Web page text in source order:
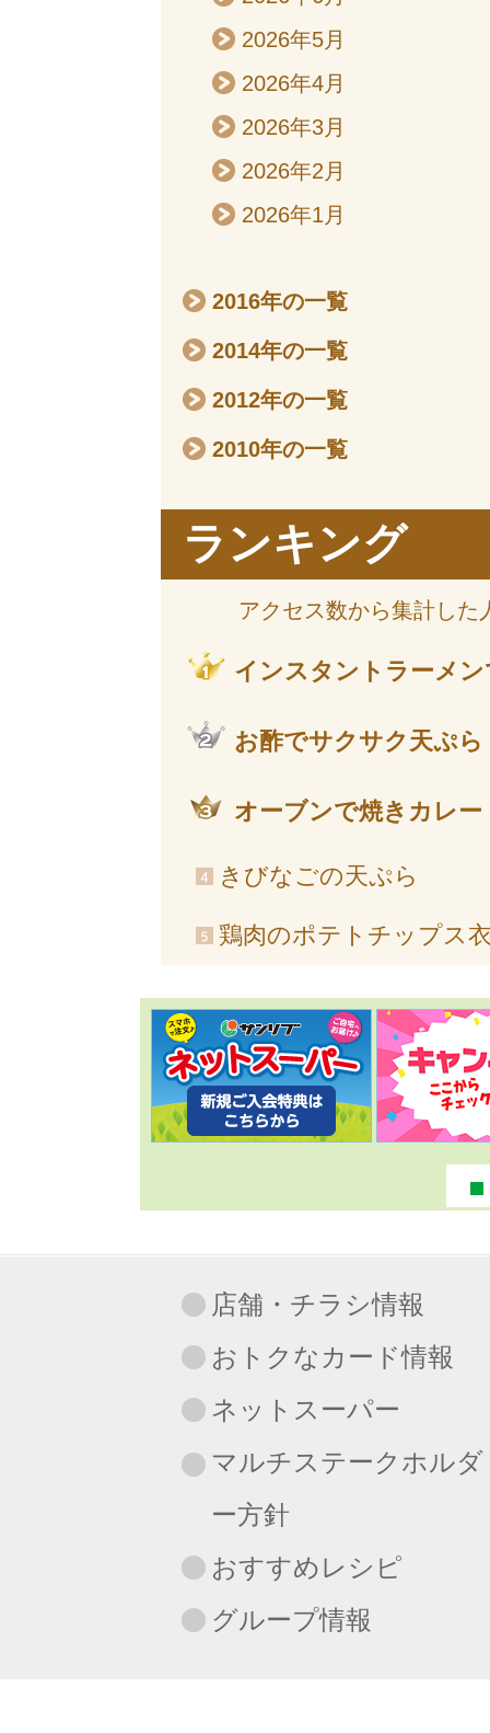
2026年5月
2026年4月
2026年3月
2026年2月
2026年1月
2016年の一覧
2014年の一覧
2012年の一覧
2010年の一覧
ランキング
アクセス数から集計した
インスタントラーメ
お酢でサクサク天ぷら
オーブンで焼きカレー
きびなごの天ぷら
鶏肉のポテトチップス
店舗・チラシ情報
おトクなカード情報
ネットスーパー
マルチステークホルダ
ー方針
おすすめレシピ
グループ情報